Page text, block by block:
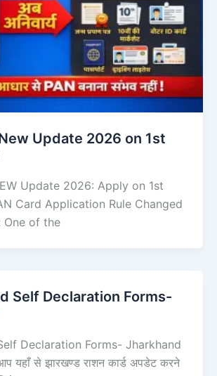
Update 2026 on 1st
Update 2026: Apply on 1st
Card Application Rule Changed
One of the
Self Declaration Forms-
Declaration Forms- Jharkhand
यहाँ से झारखण्ड राशन कार्ड अपडेट करने